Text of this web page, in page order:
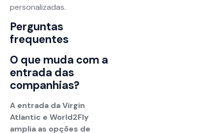
personalizadas.
Perguntas
frequentes
O que muda com a
entrada das
companhias?
A entrada da Virgin
Atlantic e World2Fly
amplia as opções de